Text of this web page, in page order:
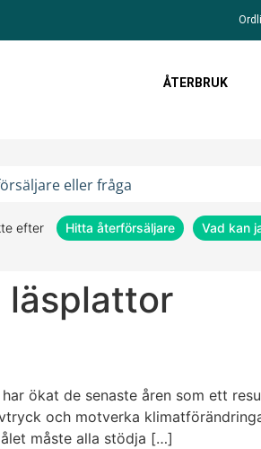
ÅTERBRUK
efter Hitta återförsäljare Vad kan
läsplattor
ökat de senaste åren som ett
och motverka
måste alla stödja […]